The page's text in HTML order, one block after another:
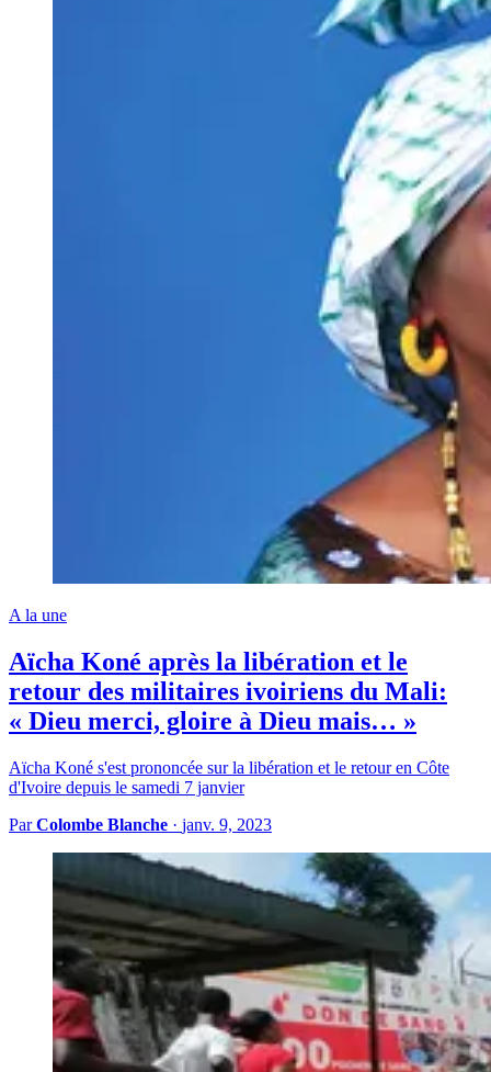
A la une
Aïcha Koné après la libération et le
retour des militaires ivoiriens du Mali:
« Dieu merci, gloire à Dieu mais… »
Aïcha Koné s'est prononcée sur la libération et le retour en Côte
d'Ivoire depuis le samedi 7 janvier
ParColombe Blanche · janv. 9, 2023